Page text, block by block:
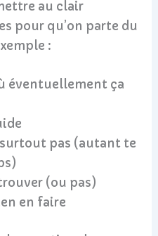
au clair
pour qu’on parte du
:
éventuellement ça
surtout pas (autant te
(ou pas)
en faire